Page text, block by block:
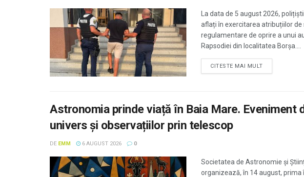
La data de 5 august 2026,
aflați în exercitarea atribuțiilor
regulamentare de oprire a unui
Rapsodiei din localitatea Borșa....
CITESTE MAI MULT
Astronomia prinde viață în Baia Mare. Eveniment
univers și observațiilor prin telescop
DE EMM 6 AUGUST 2026 0
Societatea de Astronomie și
organizează, în 14 august,